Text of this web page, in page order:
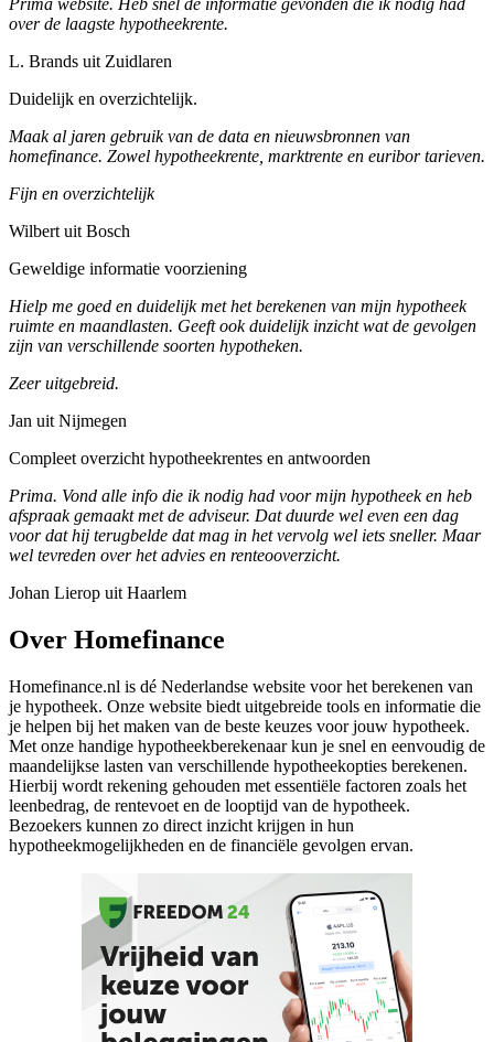
Prima website. Heb snel de informatie gevonden die ik nodig had
over de laagste hypotheekrente.
L. Brands uit Zuidlaren
Duidelijk en overzichtelijk.
Maak al jaren gebruik van de data en nieuwsbronnen van
homefinance. Zowel hypotheekrente, marktrente en euribor tarieven.
Fijn en overzichtelijk
Wilbert uit Bosch
Geweldige informatie voorziening
Hielp me goed en duidelijk met het berekenen van mijn hypotheek
ruimte en maandlasten. Geeft ook duidelijk inzicht wat de gevolgen
zijn van verschillende soorten hypotheken.
Zeer uitgebreid.
Jan uit Nijmegen
Compleet overzicht hypotheekrentes en antwoorden
Prima. Vond alle info die ik nodig had voor mijn hypotheek en heb
afspraak gemaakt met de adviseur. Dat duurde wel even een dag
voor dat hij terugbelde dat mag in het vervolg wel iets sneller. Maar
wel tevreden over het advies en renteooverzicht.
Johan Lierop uit Haarlem
Over Homefinance
Homefinance.nl is dé Nederlandse website voor het berekenen van
je hypotheek. Onze website biedt uitgebreide tools en informatie die
je helpen bij het maken van de beste keuzes voor jouw hypotheek.
Met onze handige hypotheekberekenaar kun je snel en eenvoudig de
maandelijkse lasten van verschillende hypotheekopties berekenen.
Hierbij wordt rekening gehouden met essentiële factoren zoals het
leenbedrag, de rentevoet en de looptijd van de hypotheek.
Bezoekers kunnen zo direct inzicht krijgen in hun
hypotheekmogelijkheden en de financiële gevolgen ervan.